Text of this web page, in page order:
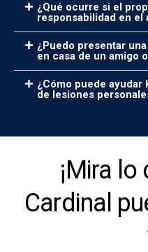
¿Qué ocurre si el
responsabilidad en el
¿Puedo presentar
en casa de un amigo
¿Cómo puede ayudar
de lesiones
¡Mira
Cardinal